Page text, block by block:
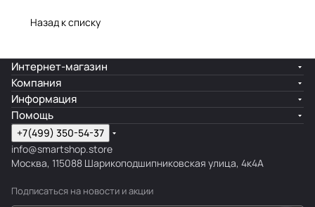
Назад к списку
Интернет-магазин
Компания
Информация
Помощь
+7(499) 350-54-37
info@smartshop.store
Москва, 115088 Шарикоподшипниковская улица, 4к4А
Подписаться на новости и акции